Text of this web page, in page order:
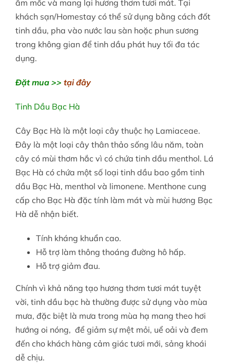
ẩm mốc và mang lại hương thơm tươi mát. Tại
khách sạn/Homestay có thể sử dụng bằng cách đốt
tinh dầu, pha vào nước lau sàn hoặc phun sương
trong không gian để tinh dầu phát huy tối đa tác
dụng.
Đặt mua >> tại đây
Tinh Dầu Bạc Hà
Cây Bạc Hà là một loại cây thuộc họ Lamiaceae.
Đây là một loại cây thân thảo sống lâu năm, toàn
cây có mùi thơm hắc vì có chứa tinh dầu menthol. Lá
Bạc Hà có chứa một số loại tinh dầu bao gồm tinh
dầu Bạc Hà, menthol và limonene. Menthone cung
cấp cho Bạc Hà đặc tính làm mát và mùi hương Bạc
Hà dễ nhận biết.
Tính kháng khuẩn cao.
Hỗ trợ làm thông thoáng đường hô hấp.
Hỗ trợ giảm đau.
Chính vì khả năng tạo hương thơm tươi mát tuyệt
vời, tinh dầu bạc hà thường được sử dụng vào mùa
mưa, đặc biệt là mưa trong mùa hạ mang theo hơi
hướng oi nóng, để giảm sự mệt mỏi, uể oải và đem
đến cho khách hàng cảm giác tươi mới, sảng khoái
dễ chịu.